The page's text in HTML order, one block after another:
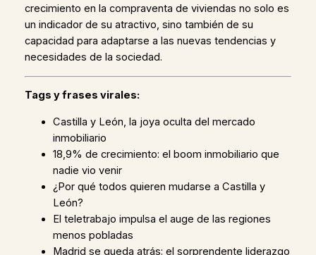
crecimiento en la compraventa de viviendas no solo es
un indicador de su atractivo, sino también de su
capacidad para adaptarse a las nuevas tendencias y
necesidades de la sociedad.
Tags y frases virales:
Castilla y León, la joya oculta del mercado
inmobiliario
18,9% de crecimiento: el boom inmobiliario que
nadie vio venir
¿Por qué todos quieren mudarse a Castilla y
León?
El teletrabajo impulsa el auge de las regiones
menos pobladas
Madrid se queda atrás: el sorprendente liderazgo